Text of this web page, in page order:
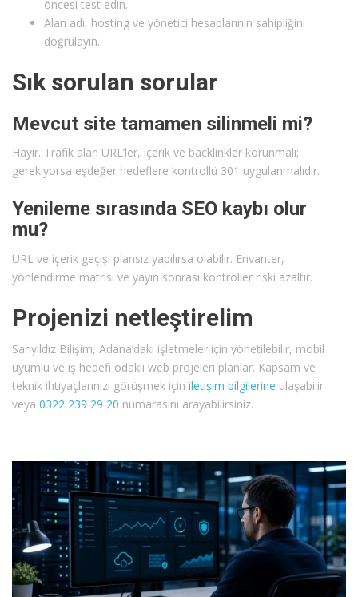
öncesi test edin.
Alan adı, hosting ve yönetici hesaplarının sahipliğini
doğrulayın.
Sık sorulan sorular
Mevcut site tamamen silinmeli mi?
Hayır. Trafik alan URL’ler, içerik ve backlinkler korunmalı;
gerekiyorsa eşdeğer hedeflere kontrollü 301 uygulanmalıdır.
Yenileme sırasında SEO kaybı olur
mu?
URL ve içerik geçişi plansız yapılırsa olabilir. Envanter,
yönlendirme matrisi ve yayın sonrası kontroller riski azaltır.
Projenizi netleştirelim
Sarıyıldız Bilişim, Adana’daki işletmeler için yönetilebilir, mobil
uyumlu ve iş hedefi odaklı web projeleri planlar. Kapsam ve
teknik ihtiyaçlarınızı görüşmek için iletişim bilgilerine ulaşabilir
veya 0322 239 29 20 numarasını arayabilirsiniz.